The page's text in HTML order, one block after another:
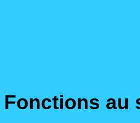
Fonctions au